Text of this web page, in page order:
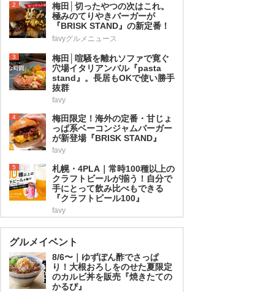
2
梅田│切ったやつの次はこれ。
極みのてりやきバーガーが
『BRISK STAND』の新定番！
favyグルメニュース
3
梅田│喧騒を離れソファで寛ぐ
穴場イタリアンバル『pasta
stand』。長居もOKで使い勝手
抜群
favy
4
梅田限定！海外の定番・甘じょ
っぱ系ベーコンジャムバーガー
が新登場『BRISK STAND』
favy
5
札幌・4PLA｜常時100種以上の
クラフトビールが揃う！自分で
手にとって飲み比べもできる
『クラフトビール100』
favy
グルメイベント
8/6〜｜ゆずぽん酢でさっぱ
り！大根おろしをのせた夏限定
のカルビ丼を販売『焼きたての
かるび』